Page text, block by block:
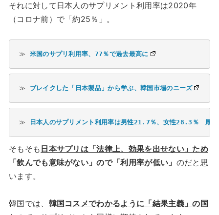
それに対して日本人のサプリメント利用率は2020年
（コロナ前）で「約25％」。
≫ 米国のサプリ利用率、77％で過去最高に
≫ ブレイクした「日本製品」から学ぶ、韓国市場のニーズ
≫ 日本人のサプリメント利用率は男性21.7％、女性28.3％　厚
そもそも 日本サプリは「法律上、効果を出せない」ため
「飲んでも意味がない」ので「利用率が低い」 のだと思
います。
韓国では、 韓国コスメでわかるように「結果主義」の国